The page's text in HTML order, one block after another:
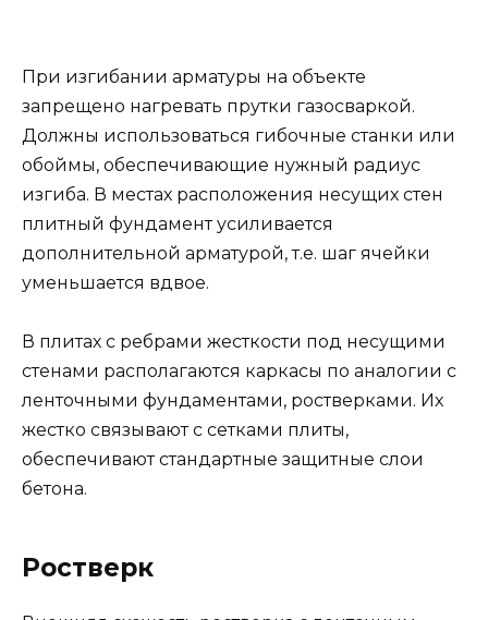
При изгибании арматуры на объекте
запрещено нагревать прутки газосваркой.
Должны использоваться гибочные станки или
обоймы, обеспечивающие нужный радиус
изгиба. В местах расположения несущих стен
плитный фундамент усиливается
дополнительной арматурой, т.е. шаг ячейки
уменьшается вдвое.
В плитах с ребрами жесткости под несущими
стенами располагаются каркасы по аналогии с
ленточными фундаментами, ростверками. Их
жестко связывают с сетками плиты,
обеспечивают стандартные защитные слои
бетона.
Ростверк